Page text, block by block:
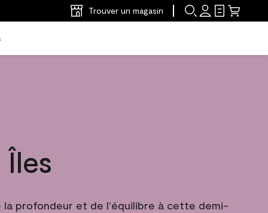
Trouver un magasin
profondeur et de l'équilibre à cette demi-